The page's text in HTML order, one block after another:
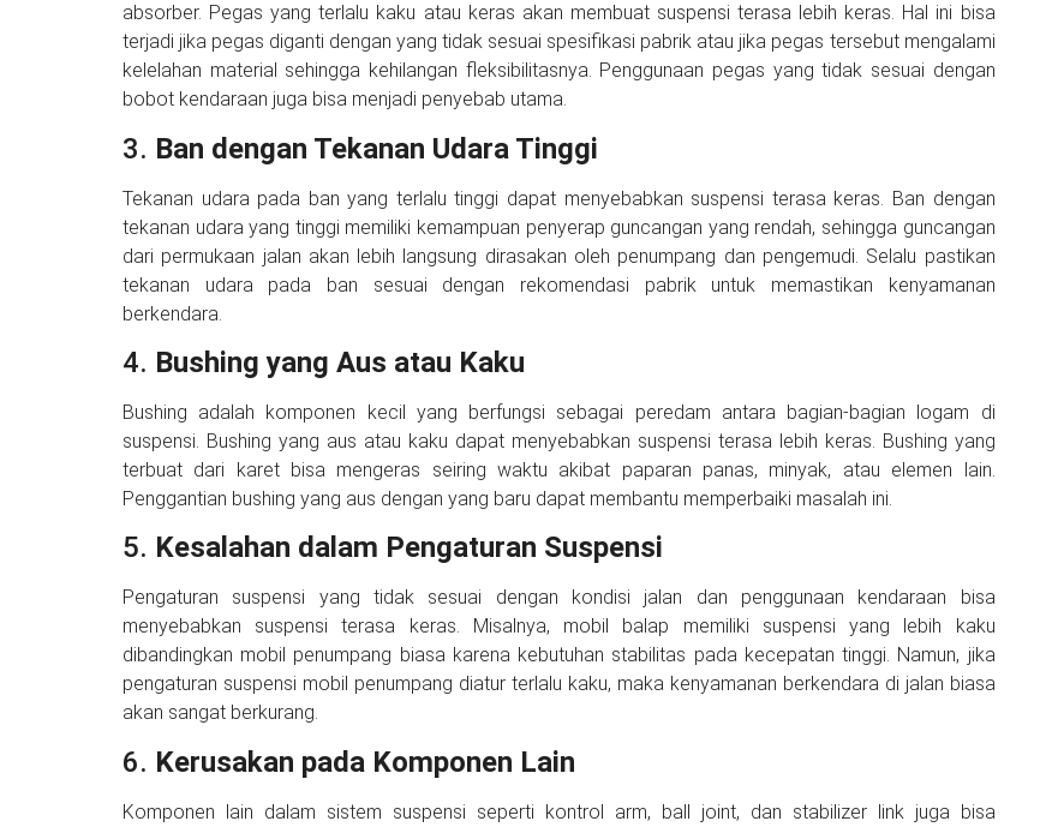
absorber. Pegas yang terlalu kaku atau keras akan membuat suspensi terasa lebih keras. Hal ini bisa
terjadi jika pegas diganti dengan yang tidak sesuai spesifikasi pabrik atau jika pegas tersebut mengalami
kelelahan material sehingga kehilangan fleksibilitasnya. Penggunaan pegas yang tidak sesuai dengan
bobot kendaraan juga bisa menjadi penyebab utama.
3. Ban dengan Tekanan Udara Tinggi
Tekanan udara pada ban yang terlalu tinggi dapat menyebabkan suspensi terasa keras. Ban dengan
tekanan udara yang tinggi memiliki kemampuan penyerap guncangan yang rendah, sehingga guncangan
dari permukaan jalan akan lebih langsung dirasakan oleh penumpang dan pengemudi. Selalu pastikan
tekanan udara pada ban sesuai dengan rekomendasi pabrik untuk memastikan kenyamanan
berkendara.
4. Bushing yang Aus atau Kaku
Bushing adalah komponen kecil yang berfungsi sebagai peredam antara bagian-bagian logam di
suspensi. Bushing yang aus atau kaku dapat menyebabkan suspensi terasa lebih keras. Bushing yang
terbuat dari karet bisa mengeras seiring waktu akibat paparan panas, minyak, atau elemen lain.
Penggantian bushing yang aus dengan yang baru dapat membantu memperbaiki masalah ini.
5. Kesalahan dalam Pengaturan Suspensi
Pengaturan suspensi yang tidak sesuai dengan kondisi jalan dan penggunaan kendaraan bisa
menyebabkan suspensi terasa keras. Misalnya, mobil balap memiliki suspensi yang lebih kaku
dibandingkan mobil penumpang biasa karena kebutuhan stabilitas pada kecepatan tinggi. Namun, jika
pengaturan suspensi mobil penumpang diatur terlalu kaku, maka kenyamanan berkendara di jalan biasa
akan sangat berkurang.
6. Kerusakan pada Komponen Lain
Komponen lain dalam sistem suspensi seperti kontrol arm, ball joint, dan stabilizer link juga bisa